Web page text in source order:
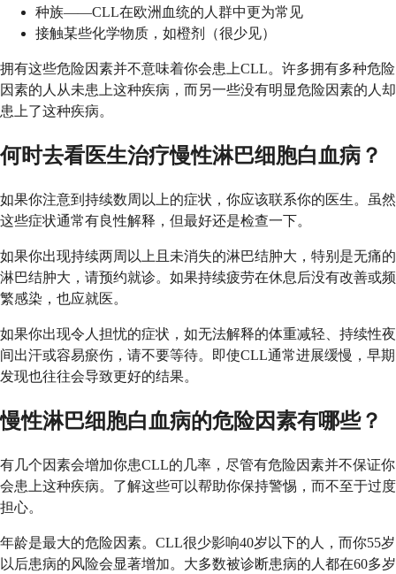
种族——CLL在欧洲血统的人群中更为常见
接触某些化学物质，如橙剂（很少见）
拥有这些危险因素并不意味着你会患上CLL。许多拥有多种危险
因素的人从未患上这种疾病，而另一些没有明显危险因素的人却
患上了这种疾病。
何时去看医生治疗慢性淋巴细胞白血病？
如果你注意到持续数周以上的症状，你应该联系你的医生。虽然
这些症状通常有良性解释，但最好还是检查一下。
如果你出现持续两周以上且未消失的淋巴结肿大，特别是无痛的
淋巴结肿大，请预约就诊。如果持续疲劳在休息后没有改善或频
繁感染，也应就医。
如果你出现令人担忧的症状，如无法解释的体重减轻、持续性夜
间出汗或容易瘀伤，请不要等待。即使CLL通常进展缓慢，早期
发现也往往会导致更好的结果。
慢性淋巴细胞白血病的危险因素有哪些？
有几个因素会增加你患CLL的几率，尽管有危险因素并不保证你
会患上这种疾病。了解这些可以帮助你保持警惕，而不至于过度
担心。
年龄是最大的危险因素。CLL很少影响40岁以下的人，而你55岁
以后患病的风险会显著增加。大多数被诊断患病的人都在60多岁